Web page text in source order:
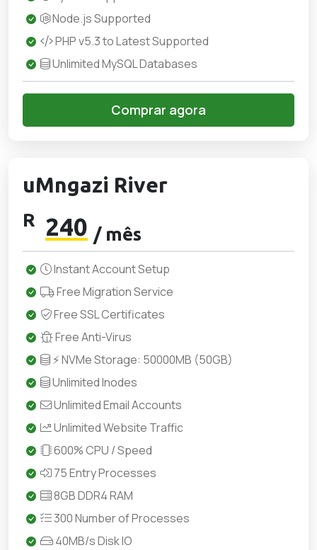
Node.js Supported
PHP v5.3 to Latest Supported
Unlimited MySQL Databases
Comprar agora
uMngazi River
R 240 / mês
Instant Account Setup
Free Migration Service
Free SSL Certificates
Free Anti-Virus
⚡ NVMe Storage: 50000MB (50GB)
Unlimited Inodes
Unlimited Email Accounts
Unlimited Website Traffic
600% CPU / Speed
75 Entry Processes
8GB DDR4 RAM
300 Number of Processes
40MB/s Disk IO